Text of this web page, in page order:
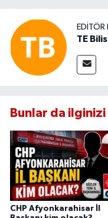
EDITÖR
TE
Bunlar da
CHP Afyonkarahisar İl